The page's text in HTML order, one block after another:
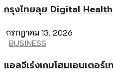
กรุงไทยลุย Digital
กรกฎาคม 13, 2026
BUSINESS
แอลจีเร่งเกมโฮมเอนเตอร์